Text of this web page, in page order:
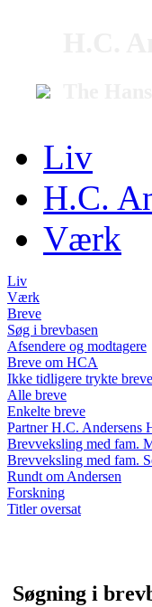
Liv
H.C.
Værk
Liv
Værk
Breve
Søg i brevbasen
Afsendere og modtagere
Breve om HCA
Ikke tidligere trykte breve
Alle breve
Enkelte breve
Partner H.C. Andersens
Brevveksling med fam.
Brevveksling med fam.
Rundt om Andersen
Forskning
Titler oversat
Søgning i